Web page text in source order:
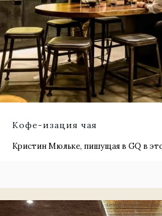
Кофе-изация чая
Кристин Мюльке, пишущая в GQ в